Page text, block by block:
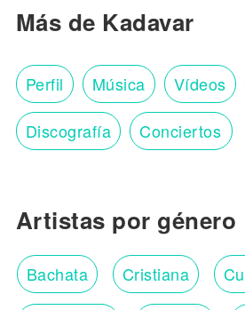
Más de Kadavar
Perfil Música Vídeos
Discografía Conciertos
Artistas por género
Bachata Cristiana